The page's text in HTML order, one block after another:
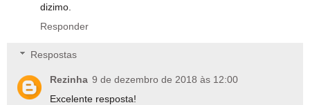
dizimo.
Responder
Respostas
Rezinha 9 de dezembro de 2018 às 12:00
Excelente resposta!